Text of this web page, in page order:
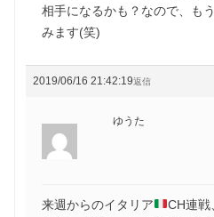
相手になるかも？なので、も
みます(笑)
2019/06/16 21:42:19返信
ゆうた
来週からのイタリア
CH連戦